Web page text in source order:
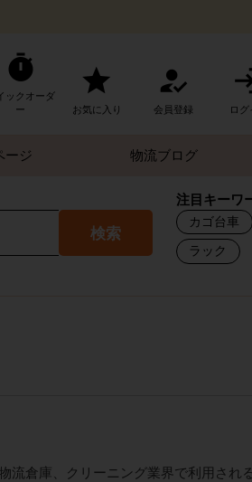
ックオーダ
ー
お気に入り 会員登録 ログ
ージ 物流ブログ
検索
注目キーワ
カゴ台車
ラック
流倉庫、クリーニング業界で利用さ